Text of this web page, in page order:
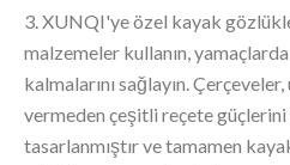
3. XUNQI'ye özel kayak
malzemeler kullanın,
kalmalarını sağlayın.
vermeden çeşitli reçete güçlerini
tasarlanmıştır ve tamamen